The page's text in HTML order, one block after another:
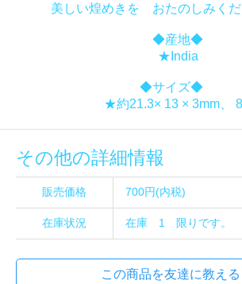
美しい煌めきを おたのしみくだ
◆産地◆
★India
◆サイズ◆
★約21.3× 13 × 3mm、
その他の詳細情報
販売価格 700円(内税)
在庫状況 在庫 1 限りです。
この商品を友達に教える